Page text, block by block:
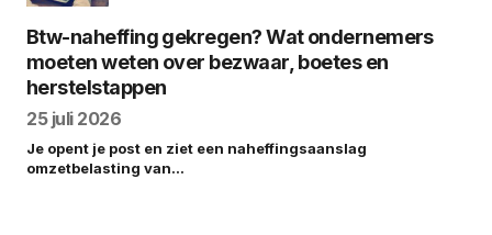
Btw-naheffing gekregen? Wat ondernemers
moeten weten over bezwaar, boetes en
herstelstappen
25 juli 2026
Je opent je post en ziet een naheffingsaanslag
omzetbelasting van…